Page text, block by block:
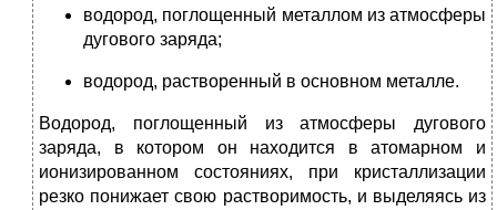
водород, поглощенный металлом из атмосферы
дугового заряда;
водород, растворенный в основном металле.
Водород, поглощенный из атмосферы дугового
заряда, в котором он находится в атомарном и
ионизированном состояниях, при кристаллизации
резко понижает свою растворимость, и выделяясь из